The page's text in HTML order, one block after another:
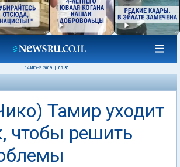
14 ИЮНЯ 2009 06:30
Тамир уходит
чтобы решить